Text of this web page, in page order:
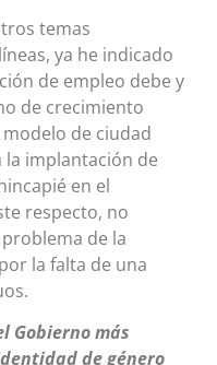
temas
ya he indicado
de empleo debe y
de crecimiento
de ciudad
la implantación de
en el
respecto, no
de la
la falta de una
Gobierno más
de género